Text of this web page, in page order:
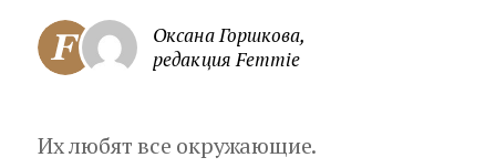
Оксана Горшкова,
редакция Femmie
Их любят все окружающие.